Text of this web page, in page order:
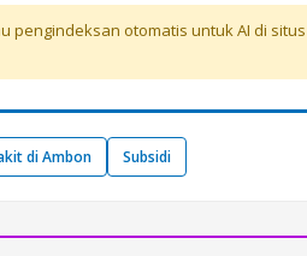
pengindeksan otomatis untuk AI di situs
di Ambon Subsidi